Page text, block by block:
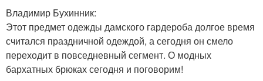
Владимир Бухинник:
Этот предмет одежды дамского гардероба долгое время
считался праздничной одеждой, а сегодня он смело
переходит в повседневный сегмент. О модных
бархатных брюках сегодня и поговорим!